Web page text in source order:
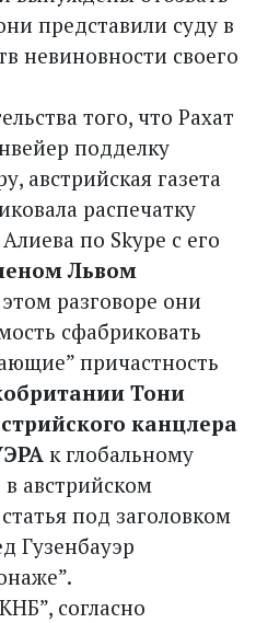
представили суду в
невиновности своего
того, что Рахат
подделку
австрийская газета
распечатку
по Skype с его
Львом
разговоре они
сфабриковать
причастность
Тони
канцлера
к глобальному
в австрийском
под заголовком
Гузенбауэр
согласно